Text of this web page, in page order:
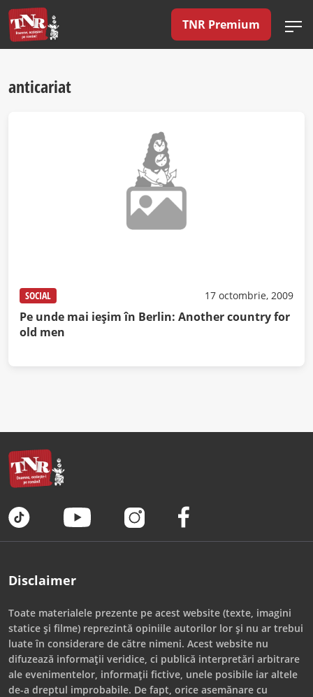
TNR Premium
anticariat
SOCIAL 17 octombrie, 2009
Pe unde mai ieşim în Berlin: Another country for
old men
Disclaimer
Toate materialele prezente pe acest website (texte, imagini
statice și filme) reprezintă opiniile autorilor lor și nu ar trebui
luate în considerare de către nimeni. Acest website nu
difuzează informații veridice, ci publică interpretări arbitrare
ale evenimentelor, informații fictive, unele posibile iar altele
de-a dreptul improbabile. De fapt, orice asemănare cu